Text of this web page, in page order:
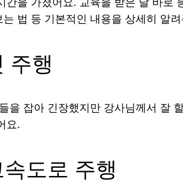
법 등 기본적인 내용을 상세히 알
주행
을 잡아 긴장했지만 강사님께서 잘
요.
도로 주행